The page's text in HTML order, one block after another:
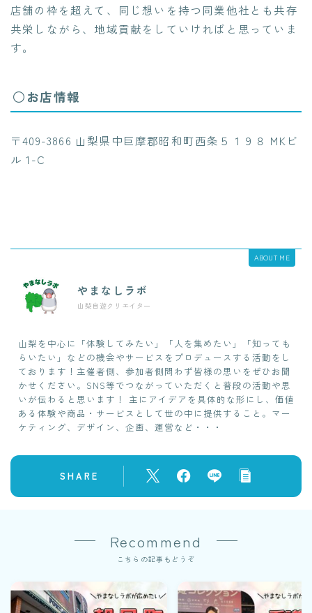
店舗の枠を超えて、同じ想いを持つ同業他社とも共存
共栄しながら、地域貢献をしていければと思っていま
す。
○お店情報
〒409-3866 山梨県中巨摩郡昭和町西条５１９８ MKビ
ル 1-C
ABOUT ME
やまなしラボ
山梨自遊クリエイター
山梨を中心に「体験してみたい」「人を集めたい」「知っても
らいたい」などの機会やサービスをプロデュースする活動をし
ております！主催者側、参加者側問わず皆様の思いをぜひお聞
かせください。SNS等でつながっていただくと普段の活動や思
いが伝わると思います！ 主にアイデアを具体的な形にし、価値
ある体験や商品・サービスとして世の中に提供すること。マー
ケティング、デザイン、企画、運営など・・・
SHARE
Recommend
こちらの記事もどうぞ